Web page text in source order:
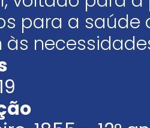
para a saúde